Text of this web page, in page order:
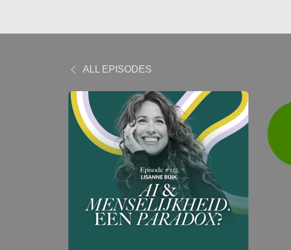
ALL EPISODES